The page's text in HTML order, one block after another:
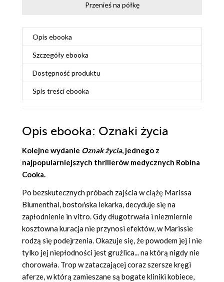
Przenieś na półkę
Opis ebooka
Szczegółyebooka
Dostępność produktu
Spis treściebooka
Opis ebooka: Oznaki życia
Kolejne wydanie Oznak życia, jednego z
najpopularniejszych thrillerów medycznych Robina
Cooka.
Po bezskutecznych próbach zajścia w ciążę Marissa
Blumenthal, bostońska lekarka, decyduje się na
zapłodnienie in vitro. Gdy długotrwała i niezmiernie
kosztowna kuracja nie przynosi efektów, w Marissie
rodzą się podejrzenia. Okazuje się, że powodem jej i nie
tylko jej niepłodności jest gruźlica... na którą nigdy nie
chorowała. Trop w zataczającej coraz szersze kręgi
aferze, w którą zamieszane są bogate kliniki kobiece,